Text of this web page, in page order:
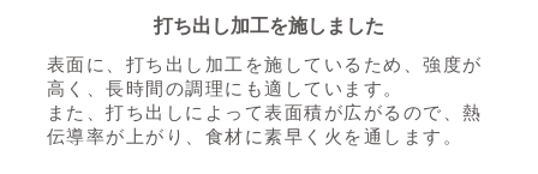
打ち出し加工を施しました
表面に、打ち出し加工を施しているため、強度が
高く、長時間の調理にも適しています。
また、打ち出しによって表面積が広がるので、熱
伝導率が上がり、食材に素早く火を通します。